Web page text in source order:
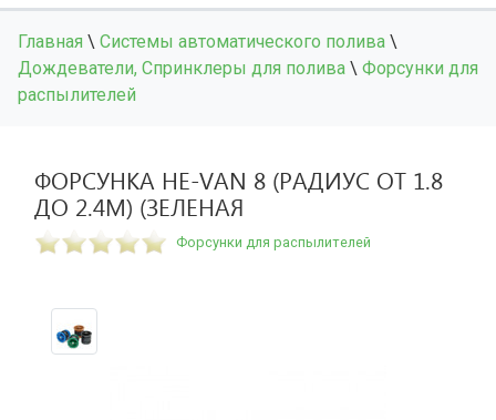
Главная \ Системы автоматического полива \
Дождеватели, Спринклеры для полива \ Форсунки для
распылителей
ФОРСУНКА HE-VAN 8 (РАДИУС ОТ 1.8
ДО 2.4М) (ЗЕЛЕНАЯ
Форсунки для распылителей